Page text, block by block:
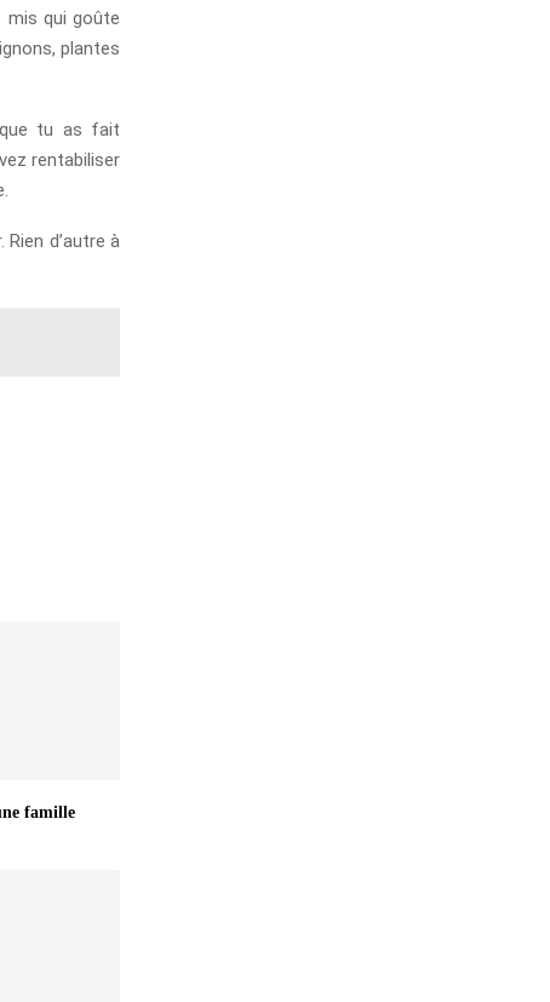
mis qui goûte
plantes
tu as fait
rentabiliser
d’autre à
famille